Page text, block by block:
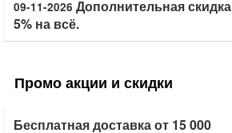
09-11-2026 Дополнительная скидка
5% на всё.
Промо акции и скидки
Бесплатная доставка от 15 000